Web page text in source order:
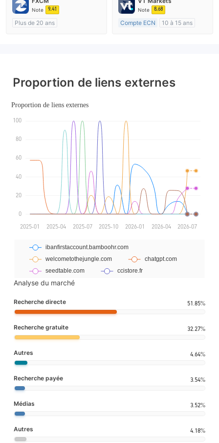
Etiquette principale MT4
Market Making (MM)
Etiquette principale MT4
Note 9.41
Plus de 20 ans
Note 8.68
Compte ECN
10 à 15 ans
Proportion de liens externes
Analyse du marché
Recherche directe 51.85%
Recherche gratuite 32.27%
Autres 4.64%
Recherche payée 3.54%
Médias 3.52%
Autres 4.18%